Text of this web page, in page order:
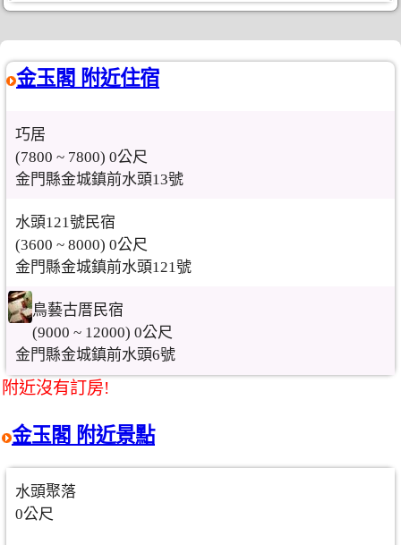
金玉閣 附近住宿
巧居
(7800 ~ 7800) 0公尺
金門縣金城鎮前水頭13號
水頭121號民宿
(3600 ~ 8000) 0公尺
金門縣金城鎮前水頭121號
鳥藝古厝民宿
(9000 ~ 12000) 0公尺
金門縣金城鎮前水頭6號
附近沒有訂房!
金玉閣 附近景點
水頭聚落
0公尺